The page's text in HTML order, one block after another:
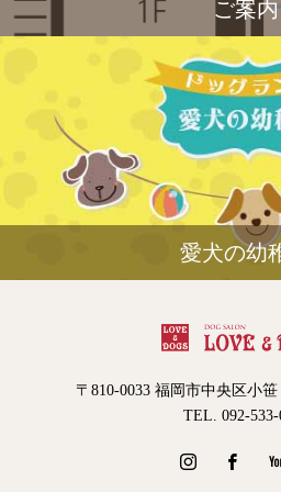
ご案内
愛犬の幼
〒810-0033 福岡市中央区小
TEL. 092-533-